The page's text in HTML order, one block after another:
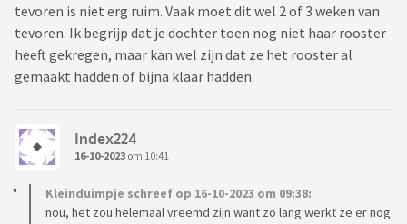
tevoren is niet erg ruim. Vaak moet dit wel 2 of 3 weken van
tevoren. Ik begrijp dat je dochter toen nog niet haar rooster
heeft gekregen, maar kan wel zijn dat ze het rooster al
gemaakt hadden of bijna klaar hadden.
Index224
16-10-2023 om 10:41
Kleinduimpje schreef op 16-10-2023 om 09:38:
nou, het zou helemaal vreemd zijn want zo lang werkt ze er nog